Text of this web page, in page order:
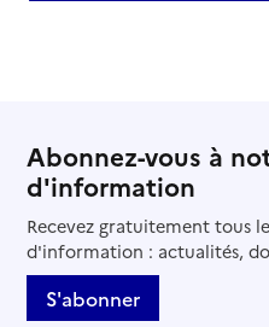
Abonnez-vous à
d'information
Recevez gratuitement tous
d'information : actualités,
S'abonner